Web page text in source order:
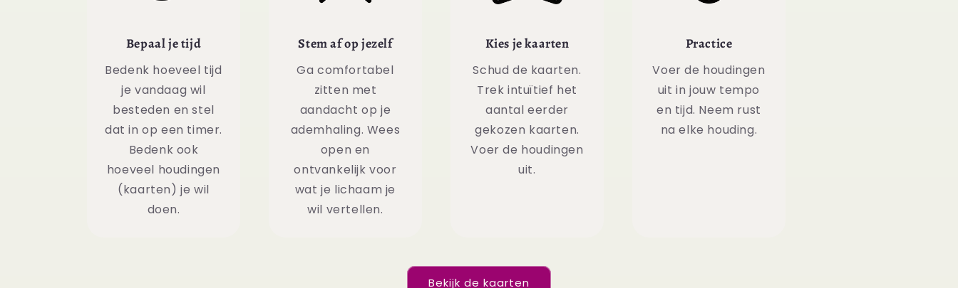
Bepaal je tijd
Bedenk hoeveel tijd
je vandaag wil
besteden en stel
dat in op een timer.
Bedenk ook
hoeveel houdingen
(kaarten) je wil
doen.
Stem af op jezelf
Ga comfortabel
zitten met
aandacht op je
ademhaling. Wees
open en
ontvankelijk voor
wat je lichaam je
wil vertellen.
Kies je kaarten
Schud de kaarten.
Trek intuïtief het
aantal eerder
gekozen kaarten.
Voer de houdingen
uit.
Practice
Voer de houdingen
uit in jouw tempo
en tijd. Neem rust
na elke houding.
Bekijk de kaarten